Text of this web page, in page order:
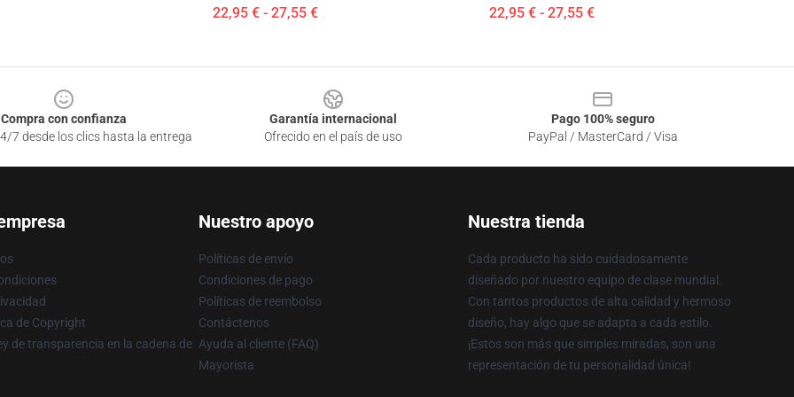
22,95 € - 27,55 € 22,95 € - 27,55 €
Compra con confianza
7 desde los clics hasta la entrega
Garantía internacional
Ofrecido en el país de uso
Pago 100% seguro
PayPal / MasterCard / Visa
de Copyright
de transparencia en la cadena de
Nuestro apoyo
Políticas de envío
Condiciones de pago
Políticas de reembolso
Contáctenos
Ayuda al cliente (FAQ)
Mayorista
Nuestra tienda
Cada producto ha sido cuidadosamente
diseñado por nuestro equipo de clase mundial.
Con tantos productos de alta calidad y hermoso
diseño, hay algo que se adapta a cada estilo.
¡Estos son más que simples miradas, son una
representación de tu personalidad única!